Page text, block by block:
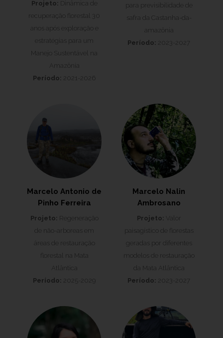
Projeto: Dinâmica de
recuperação florestal 30
anos após exploração e
estratégias para um
Manejo Sustentável na
Amazônia
Período: 2021-2026
para previsibilidade de
safra da Castanha-da-
amazônia
Período: 2023-2027
Marcelo Antonio de
Pinho Ferreira
Projeto: Regeneração
de não-arboreas em
áreas de restauração
florestal na Mata
Atlântica
Período: 2025-2029
Marcelo Nalin
Ambrosano
Projeto: Valor
paisagístico de florestas
geradas por diferentes
modelos de restauração
da Mata Atlântica
Período: 2023-2027